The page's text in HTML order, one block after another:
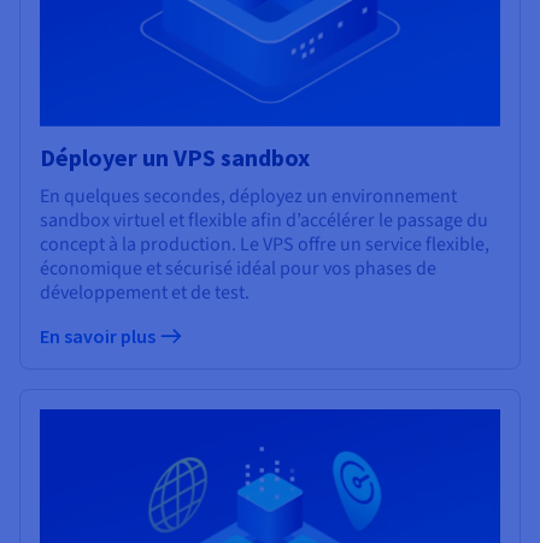
Déployer un VPS sandbox
En quelques secondes, déployez un environnement
sandbox virtuel et flexible afin d’accélérer le passage du
concept à la production. Le VPS offre un service flexible,
économique et sécurisé idéal pour vos phases de
développement et de test.
En savoir plus